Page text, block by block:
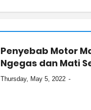
Penyebab Motor
Ngegas dan Mati
Thursday, May 5, 2022